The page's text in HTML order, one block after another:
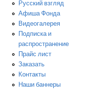
Русский взгляд
Афиша Фонда
Видеогалерея
Подписка и
распространение
Прайс лист
Заказать
Контакты
Наши баннеры